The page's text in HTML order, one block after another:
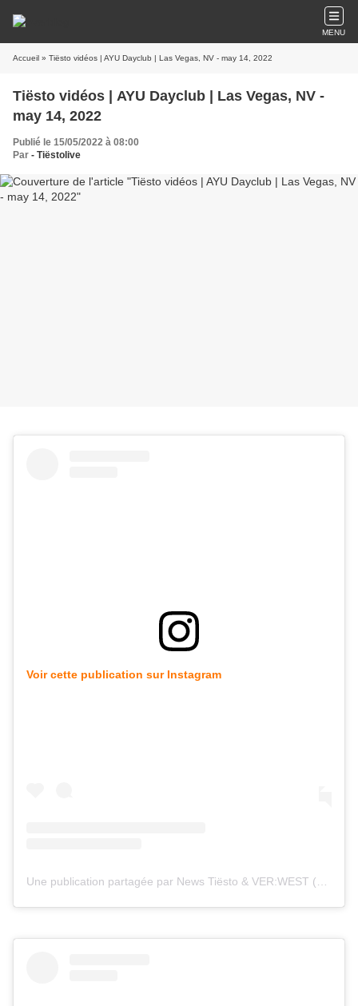
MENU
Accueil » Tiësto vidéos | AYU Dayclub | Las Vegas, NV - may 14, 2022
Tiësto vidéos | AYU Dayclub | Las Vegas, NV -
may 14, 2022
Publié le 15/05/2022 à 08:00
Par - Tiëstolive
Voir cette publication sur Instagram